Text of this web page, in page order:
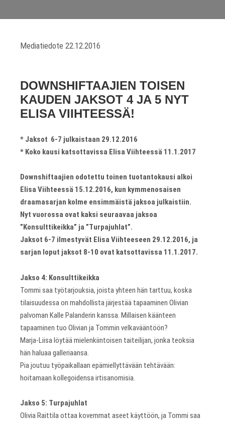
Mediatiedote 22.12.2016
DOWNSHIFTAAJIEN TOISEN
KAUDEN JAKSOT 4 JA 5 NYT
ELISA VIIHTEESSÄ!
* Jaksot 6-7 julkaistaan 29.12.2016
* Koko kausi katsottavissa Elisa Viihteessä 11.1.2017
Downshiftaajien odotettu toinen tuotantokausi alkoi
Elisa Viihteessä 15.12.2016, kun kymmenosaisen
draamasarjan kolme ensimmäistä jaksoa julkaistiin.
Nyt vuorossa ovat kaksi seuraavaa jaksoa
”Konsulttikeikka” ja ”Turpajuhlat”.
Jaksot 6-7 ilmestyvät Elisa Viihteeseen 29.12.2016, ja
sarjan loput jaksot 8-10 ovat katsottavissa 11.1.2017.
Jakso 4: Konsulttikeikka
Tommi saa työtarjouksia, joista yhteen hän tarttuu, koska
tilaisuudessa on mahdollista järjestää tapaaminen Olivian
palvoman Kalle Palanderin kanssa. Millaisen käänteen
tapaaminen tuo Olivian ja Tommin velkavääntöön?
Marja-Liisa löytää mielenkiintoisen taiteilijan, jonka teoksia
hän haluaa galleriaansa.
Pia joutuu työpaikallaan epämiellyttävään tehtävään:
hoitamaan kollegoidensa irtisanomisia.
Jakso 5: Turpajuhlat
Olivia Raittila ottaa kovemmat aseet käyttöön, ja Tommi saa